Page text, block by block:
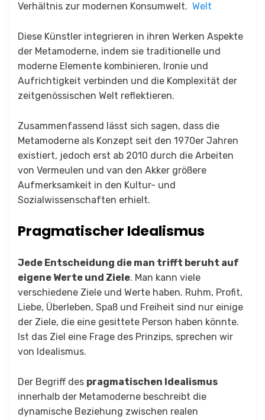
Verhältnis zur modernen Konsumwelt. Welt
Diese Künstler integrieren in ihren Werken Aspekte
der Metamoderne, indem sie traditionelle und
moderne Elemente kombinieren, Ironie und
Aufrichtigkeit verbinden und die Komplexität der
zeitgenössischen Welt reflektieren.
Zusammenfassend lässt sich sagen, dass die
Metamoderne als Konzept seit den 1970er Jahren
existiert, jedoch erst ab 2010 durch die Arbeiten
von Vermeulen und van den Akker größere
Aufmerksamkeit in den Kultur- und
Sozialwissenschaften erhielt.
Pragmatischer Idealismus
Jede Entscheidung die man trifft beruht auf
eigene Werte und Ziele. Man kann viele
verschiedene Ziele und Werte haben. Ruhm, Profit,
Liebe, Überleben, Spaß und Freiheit sind nur einige
der Ziele, die eine gesittete Person haben könnte.
Ist das Ziel eine Frage des Prinzips, sprechen wir
von Idealismus.
Der Begriff des pragmatischen Idealismus
innerhalb der Metamoderne beschreibt die
dynamische Beziehung zwischen realen